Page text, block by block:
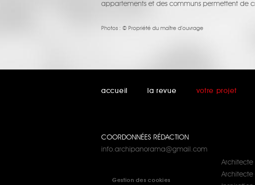
appartements et des communs permettent de
Photos : © Propriété du maître d’ouvrage
accueil la revue votre projet
COORDONNÉES RÉDACTION
info.archipanorama@gmail.com
Gestion des cookies
Architecte
Architecte